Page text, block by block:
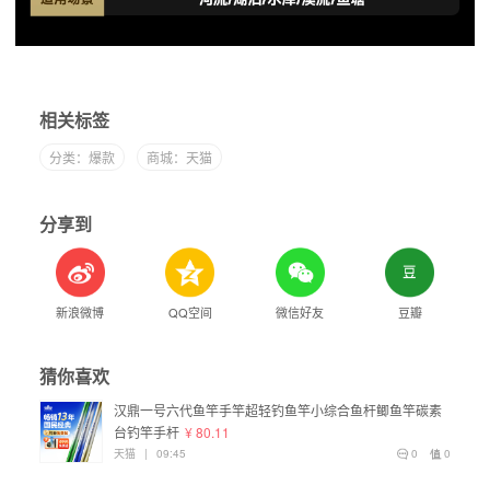
相关标签
分类：爆款 商城：天猫
分享到
新浪微博 QQ空间 微信好友 豆瓣
猜你喜欢
汉鼎一号六代鱼竿手竿超轻钓鱼竿小综合鱼杆鲫鱼竿碳素
台钓竿手杆 ¥ 80.11
0
0
天猫 | 09:45